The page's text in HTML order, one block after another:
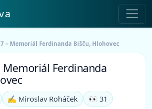
– Memoriál Ferdinanda Bišču, Hlohovec
Memoriál Ferdinanda
✍️ Miroslav Roháček
👀 31